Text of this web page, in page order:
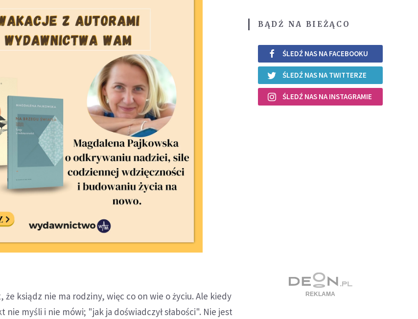
że ksiądz nie ma rodziny, więc co on wie o życiu. Ale kiedy
nie myśli i nie mówi; "jak ja doświadczył słabości". Nie jest
BĄDŹ NA BIEŻĄCO
ŚLEDŹ NAS NA FACEBOOKU
ŚLEDŹ NAS NA TWITTERZE
ŚLEDŹ NAS NA INSTAGRAMIE